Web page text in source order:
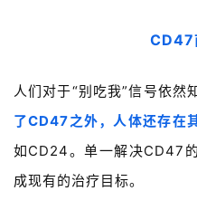
CD47
人们对于“别吃我”信号依然
了CD47之外，人体还存在
如CD24。单一解决CD47
成现有的治疗目标。